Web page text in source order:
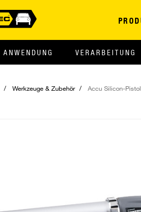
ANWENDUNG VERARBEITUNG
Werkzeuge & Zubehör Accu Silicon-